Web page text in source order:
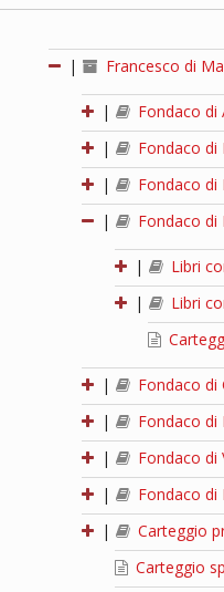
| Francesco di
|
Fondaco di
|
Fondaco di
|
Fondaco di
|
Fondaco di
|
Libri
|
Libri
|
Fondaco di
|
Fondaco di
|
Fondaco di
|
Fondaco di
|
Carteggio
Carteggio